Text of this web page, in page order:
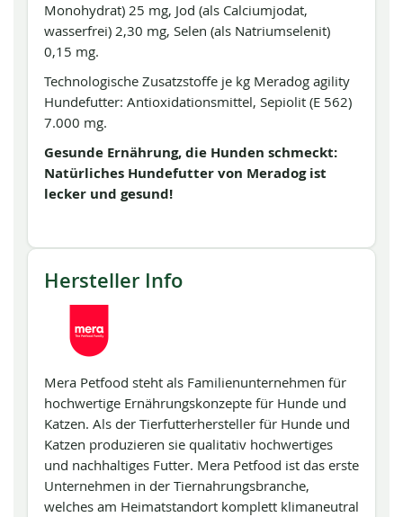
Monohydrat) 25 mg, Jod (als Calciumjodat,
wasserfrei) 2,30 mg, Selen (als Natriumselenit)
0,15 mg.
Technologische Zusatzstoffe je kg Meradog agility
Hundefutter: Antioxidationsmittel, Sepiolit (E 562)
7.000 mg.
Gesunde Ernährung, die Hunden schmeckt:
Natürliches Hundefutter von Meradog ist
lecker und gesund!
Hersteller Info
Mera Petfood steht als Familienunternehmen für
hochwertige Ernährungskonzepte für Hunde und
Katzen. Als der Tierfutterhersteller für Hunde und
Katzen produzieren sie qualitativ hochwertiges
und nachhaltiges Futter. Mera Petfood ist das erste
Unternehmen in der Tiernahrungsbranche,
welches am Heimatstandort komplett klimaneutral